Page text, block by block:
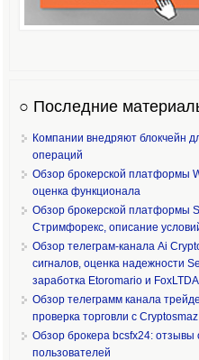
○ Последние
Компании внедряют блокчейн
операций
Обзор брокерской платформы
оценка функционала
Обзор брокерской платформы
Стримфорекс, описание
Обзор телеграм-канала Ai
сигналов, оценка надежности
заработка Etoromario и
Обзор телеграмм канала
проверка торговли с Cryptosmaz
Обзор брокера bcsfx24: отзывы
пользователей